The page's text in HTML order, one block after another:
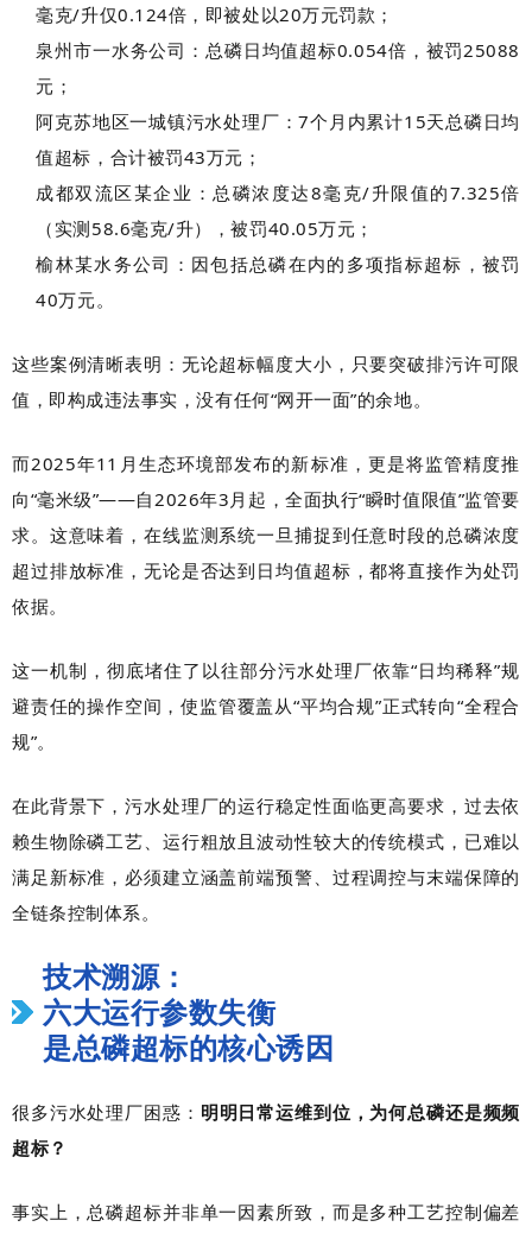
毫克/升仅0.124倍，即被处以20万元罚款；
泉州市一水务公司：总磷日均值超标0.054倍，被罚25088
元；
阿克苏地区一城镇污水处理厂：7个月内累计15天总磷日均
值超标，合计被罚43万元；
成都双流区某企业：总磷浓度达8毫克/升限值的7.325倍
（实测58.6毫克/升），被罚40.05万元；
榆林某水务公司：因包括总磷在内的多项指标超标，被罚
40万元。
这些案例清晰表明：无论超标幅度大小，只要突破排污许可限
值，即构成违法事实，没有任何“网开一面”的余地。
而2025年11月生态环境部发布的新标准，更是将监管精度推
向“毫米级”——自2026年3月起，全面执行“瞬时值限值”监管要
求。这意味着，在线监测系统一旦捕捉到任意时段的总磷浓度
超过排放标准，无论是否达到日均值超标，都将直接作为处罚
依据。
这一机制，彻底堵住了以往部分污水处理厂依靠“日均稀释”规
避责任的操作空间，使监管覆盖从“平均合规”正式转向“全程合
规”。
在此背景下，污水处理厂的运行稳定性面临更高要求，过去依
赖生物除磷工艺、运行粗放且波动性较大的传统模式，已难以
满足新标准，必须建立涵盖前端预警、过程调控与末端保障的
全链条控制体系。
技术溯源：
六大运行参数失衡
是总磷超标的核心诱因
很多污水处理厂困惑： 明明日常运维到位，为何总磷还是频频
超标？
事实上，总磷超标并非单一因素所致，而是多种工艺控制偏差